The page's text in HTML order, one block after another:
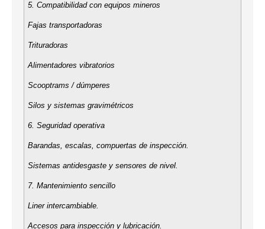
5. Compatibilidad con equipos mineros
Fajas transportadoras
Trituradoras
Alimentadores vibratorios
Scooptrams / dúmperes
Silos y sistemas gravimétricos
6. Seguridad operativa
Barandas, escalas, compuertas de inspección.
Sistemas antidesgaste y sensores de nivel.
7. Mantenimiento sencillo
Liner intercambiable.
Accesos para inspección y lubricación.